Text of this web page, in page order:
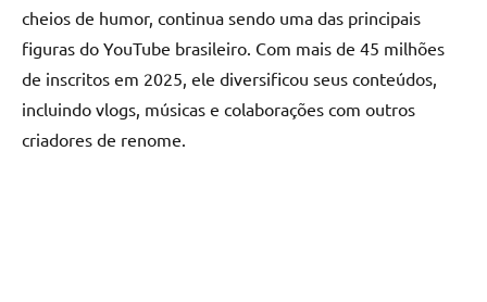
cheios de humor, continua sendo uma das principais
figuras do YouTube brasileiro. Com mais de 45 milhões
de inscritos em 2025, ele diversificou seus conteúdos,
incluindo vlogs, músicas e colaborações com outros
criadores de renome.